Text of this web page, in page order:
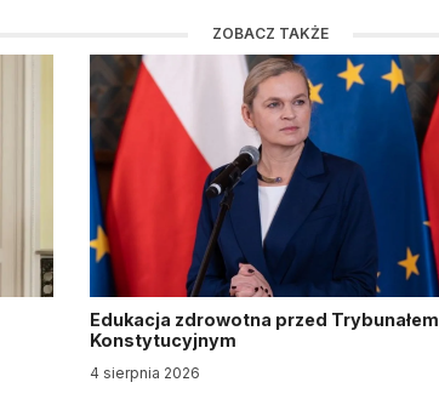
ZOBACZ TAKŻE
Edukacja zdrowotna przed Trybunałem
Konstytucyjnym
4 sierpnia 2026